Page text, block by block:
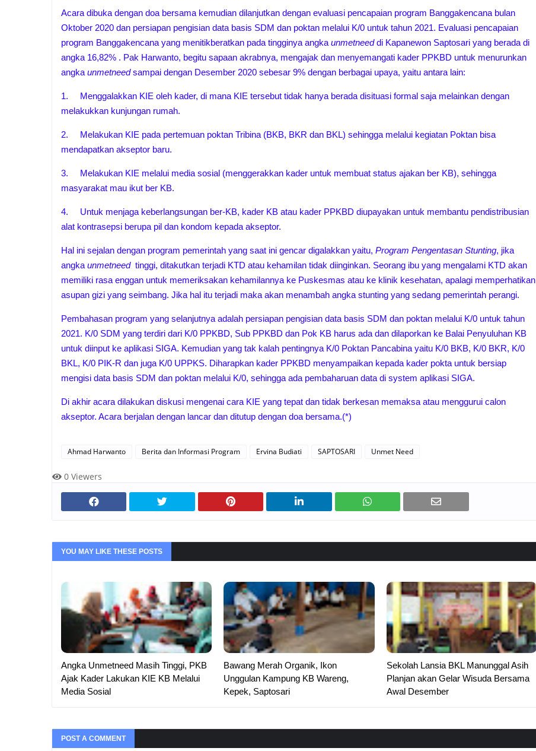
Acara dibuka dengan doa bersama kemudian dilanjutkan dengan evaluasi pencapaian program Banggakencana bulan
Oktober 2020 dan persiapan pengisian data basis SDM dan poktan melalui K/0 untuk tahun 2021. Evaluasi pencapaian
program Banggakencana yang menitikberatkan pada tingginya angka unmetneeddi Kapanewon Saptosari yang berada di
angka 16,82% . Pak Harwanto, begitu sapaan akrabnya, mengajak dan menyemangati kader PPKBD untuk menurunkan
angka unmetneedsampai dengan Desember 2020 sebesar 9% dengan berbagai upaya, yaitu antara lain:
1.
Menggalakkan KIE oleh kader, di mana KIE tersebut tidak hanya berada disituasi formal saja melainkan dengan
melakukkan kunjungan rumah.
2.
Melakukan KIE pada pertemuan poktan Tribina (BKB, BKR dan BKL) sehingga melalui kegiatan Poktan bisa
mendapatkan akseptor baru.
3.
Melakukan KIE melalui media sosial (menggerakkan kader untuk membuat status ajakan ber KB), sehingga
masyarakat mau ikut ber KB.
4.
Untuk menjaga keberlangsungan ber-KB, kader KB atau kader PPKBD diupayakan untuk membantu pendistribusian
alat kontrasepsi berupa pil dan kondom kepada akseptor.
Hal ini sejalan dengan program pemerintah yang saat ini gencar digalakkan yaitu, Program Pengentasan Stunting, jika
angka unmetneed tinggi, ditakutkan terjadi KTD atau kehamilan tidak diinginkan. Seorang ibu yang mengalami KTD akan
memiliki rasa enggan untuk memeriksakan kehamilannya ke Puskesmas atau ke klinik kesehatan, apalagi memperhatikan
asupan gizi yang seimbang. Jika hal itu terjadi maka akan menambah angka stunting yang sedang pemerintah perangi.
Pembahasan program yang selanjutnya adalah persiapan pengisian data basis SDM dan poktan melalui K/0 untuk tahun
2021. K/0 SDM yang terdiri dari K/0 PPKBD, Sub PPKBD dan Pok KB harus ada dan dilaporkan ke Balai Penyuluhan KB
untuk diinput ke aplikasi SIGA. Kemudian yang tak kalah pentingnya K/0 Poktan Pancabina yaitu K/0 BKB, K/0 BKR, K/0
BKL, K/0 PIK-R dan juga K/0 UPPKS. Diharapkan kader PPKBD menyampaikan kepada kader pokta untuk bersiap
mengisi data basis SDM dan poktan melalui K/0, sehingga ada pembaharuan data di system aplikasi SIGA.
Di akhir acara dilakukan diskusi mengenai cara KIE yang tepat dan tidak berkesan memaksa atau menggurui calon
akseptor. Acara berjalan dengan lancar dan ditutup dengan doa bersama.(*)
Ahmad Harwanto Berita dan Informasi Program Ervina Budiati SAPTOSARI Unmet Need
0 Viewers
YOU MAY LIKE THESE POSTS
Angka Unmetneed Masih Tinggi, PKB
Ajak Kader Lakukan KIE KB Melalui
Media Sosial
Bawang Merah Organik, Ikon
Unggulan Kampung KB Wareng,
Kepek, Saptosari
Sekolah Lansia BKL Manunggal Asih
Planjan akan Gelar Wisuda Bersama
Awal Desember
POST A COMMENT